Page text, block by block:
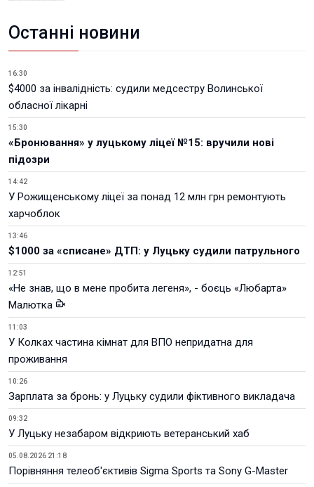
Останні новини
16:30
$4000 за інвалідність: судили медсестру Волинської
обласної лікарні
15:30
«Бронювання» у луцькому ліцеї №15: вручили нові
підозри
14:42
У Рожищенському ліцеї за понад 12 млн грн ремонтують
харчоблок
13:46
$1000 за «списане» ДТП: у Луцьку судили патрульного
12:51
«Не знав, що в мене пробита легеня», - боєць «Любарта»
Малютка
11:03
У Колках частина кімнат для ВПО непридатна для
проживання
10:26
Зарплата за бронь: у Луцьку судили фіктивного викладача
09:32
У Луцьку незабаром відкриють ветеранський хаб
05.08.2026 21:18
Порівняння телеоб'єктивів Sigma Sports та Sony G-Master